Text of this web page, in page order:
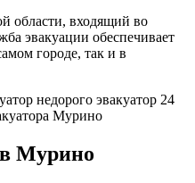
области, входящий во
эвакуации обеспечивает
городе, так и в
недорого эвакуатор 24
Мурино
Мурино